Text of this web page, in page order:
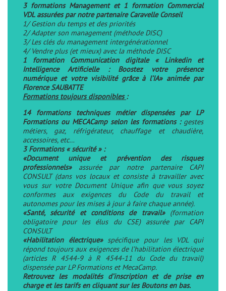
3 formations Management et 1 formation Commercial
VDL assurées par notre partenaire Caravelle Conseil
1/ Gestion du temps et des priorités
2/ Adapter son management (méthode DISC)
3/ Les clés du management intergénérationnel
4/ Vendre plus (et mieux) avec la méthode DISC
1 formation Communication digitale « Linkedin et
Intelligence Artificielle : Boostez votre présence
numérique et votre visibilité grâce à l’IA» animée par
Florence SAUBATTE
Formations toujours disponibles:
14 formations techniques métier dispensées par LP
Formations ou MECACamp selon les formations : gestes
métiers, gaz, réfrigérateur, chauffage et chaudière,
accessoires, etc…
3 Formations « sécurité » :
«Document unique et prévention des risques
professionnels»assurée par notre partenaire CAPI
CONSULT (dans vos locaux et consiste à travailler avec
vous sur votre Document Unique afin que vous soyez
conformes aux exigences du Code du travail et
autonomes pour les mises à jour à faire chaque année).
«Santé, sécurité et conditions de travail»(formation
obligatoire pour les élus du CSE) assurée par CAPI
CONSULT
«Habilitation électrique»spécifique pour les VDL qui
répond toujours aux exigences de l’habilitation électrique
(articles R 4544-9 à R 4544-11 du Code du travail)
dispensée par LP Formations et MecaCamp.
Retrouvez les modalités d’inscription et de prise en
charge et les tarifs en cliquant sur les Boutons en bas.